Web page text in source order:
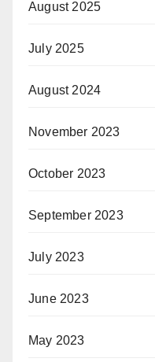
August 2025
July 2025
August 2024
November 2023
October 2023
September 2023
July 2023
June 2023
May 2023